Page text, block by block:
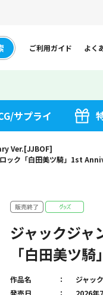
ご利用ガイド よく
サプライ
Ver.[JJBOF]
ック「白田美ツ騎」1st
ジャックジ
「白田美ツ
作品名
ジャッ
発売日
2026年